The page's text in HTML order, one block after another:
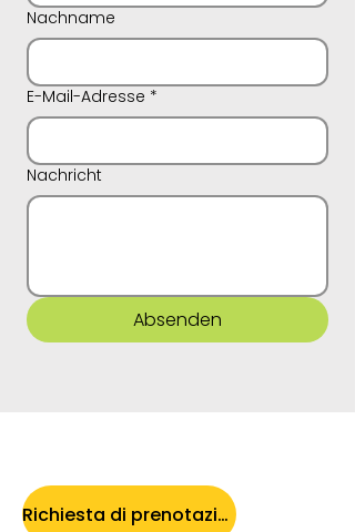
Nachname
E-Mail-Adresse *
Nachricht
Absenden
Richiesta di prenotazione